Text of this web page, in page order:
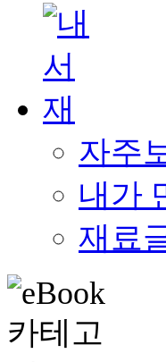
자주
내가
재료